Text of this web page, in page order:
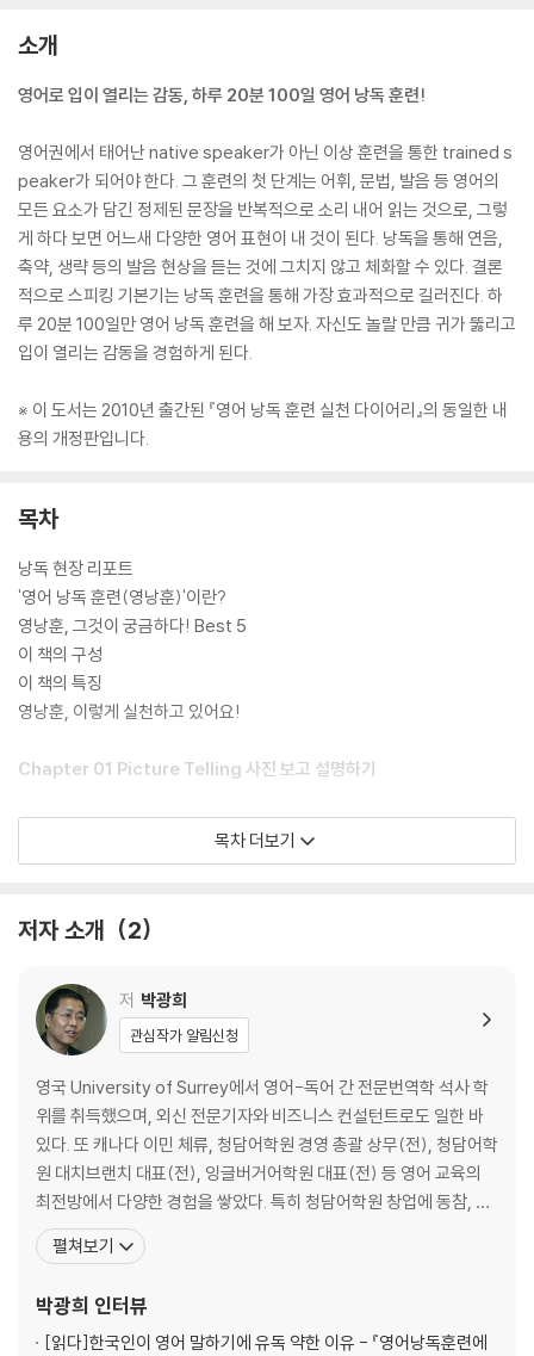
소개
영어로 입이 열리는 감동, 하루 20분 100일 영어 낭독 훈련!
영어권에서 태어난 native speaker가 아닌 이상 훈련을 통한 trained s
peaker가 되어야 한다. 그 훈련의 첫 단계는 어휘, 문법, 발음 등 영어의
모든 요소가 담긴 정제된 문장을 반복적으로 소리 내어 읽는 것으로, 그렇
게 하다 보면 어느새 다양한 영어 표현이 내 것이 된다. 낭독을 통해 연음,
축약, 생략 등의 발음 현상을 듣는 것에 그치지 않고 체화할 수 있다. 결론
적으로 스피킹 기본기는 낭독 훈련을 통해 가장 효과적으로 길러진다. 하
루 20분 100일만 영어 낭독 훈련을 해 보자. 자신도 놀랄 만큼 귀가 뚫리고
입이 열리는 감동을 경험하게 된다.
※ 이 도서는 2010년 출간된 『영어 낭독 훈련 실천 다이어리』의 동일한 내
용의 개정판입니다.
목차
낭독 현장 리포트
'영어 낭독 훈련(영낭훈)'이란?
영낭훈, 그것이 궁금하다! Best 5
이 책의 구성
이 책의 특징
영낭훈, 이렇게 실천하고 있어요!
Chapter 01 Picture Telling 사진 보고 설명하기
Day 1+2 Love Your Lego 레고 사랑
Day 3+4 Shopping is Fun 재미있는 쇼핑
Day 9+10 Bike Ride 자전거 타기
Day 13+14 See You At the Movies 영화관에서 봐요
Day 15+16 I'm Lovin' It 그거 좋아해요
Day 17+18 Airplane Food 기내 음식
Day 19+20 Off To School 학교 가기
Day 21+22 Everybody Loves Taekwondo 모두 태권도를 좋아하죠
Day 23+24 Rainbow 무지개
Day 25+26 Disneyland 디즈니랜드
Day 27+28 Happy Birthday To You 생일 축하합니다
Day 29+30 Harry Potter 해리 포터
Day 31+32 Winter Wonderland 겨울 속 동화나라
Day 35+36 Snack Time 간식 시간
Day 37+38 Story Time 스토리 타임
목차 더보기
저자 소개 2
저 박광희
관심작가 알림신청
영국 University of Surrey에서 영어-독어 간 전문번역학 석사 학
위를 취득했으며, 외신 전문기자와 비즈니스 컨설턴트로도 일한 바
있다. 또 캐나다 이민 체류, 청담어학원 경영 총괄 상무(전), 청담어학
원 대치브랜치 대표(전), 잉글버거어학원 대표(전) 등 영어 교육의
최전방에서 다양한 경험을 쌓았다. 특히 청담어학원 창업에 동참, 설
립 초기부터 다양한 영어 프로그램을 기획·실행하였으며, 이 과정에
서 한국인의 스피킹 문제점을 정확히 파악하고 분석하였다. 이를 토
대안의 개발과 보급에 힘쓰는 한편, 캐
펼쳐보기
박광희 인터뷰
[읽다]한국인이 영어 말하기에 유독 약한 이유 - 『영어낭독훈련에